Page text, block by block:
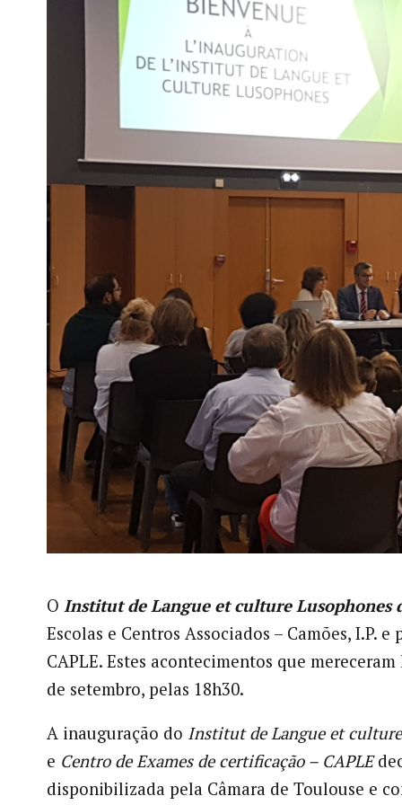
O Institut de Langue et culture Lusophones
Escolas e Centros Associados – Camões, I.P.
CAPLE. Estes acontecimentos que
de setembro, pelas 18h30.
A inauguração do Institut de Langue et
e Centro de Exames de certificação – CAPLE
disponibilizada pela Câmara de Toulouse e